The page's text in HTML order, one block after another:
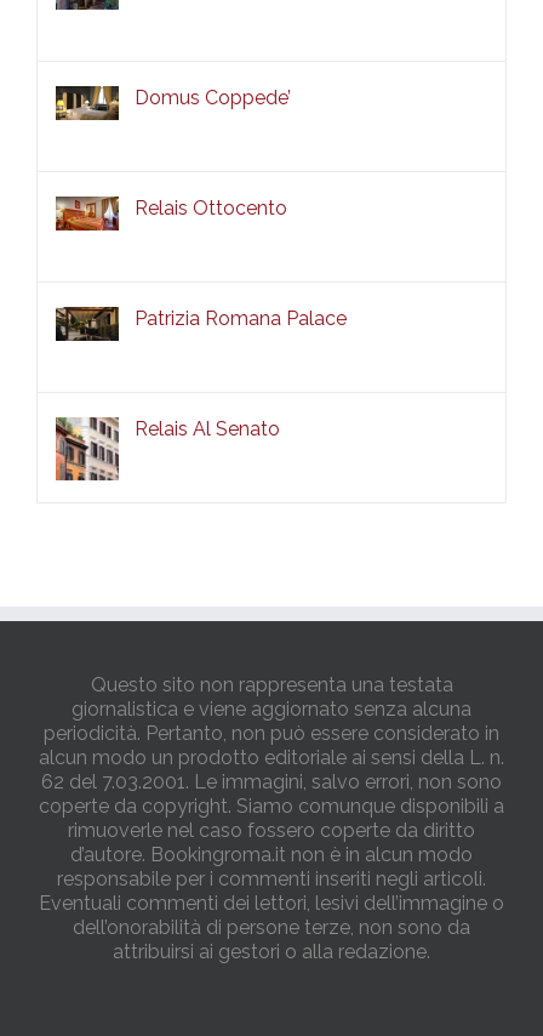
Domus Coppede’
Relais Ottocento
Patrizia Romana Palace
Relais Al Senato
Questo sito non rappresenta una testata
giornalistica e viene aggiornato senza alcuna
periodicità. Pertanto, non può essere considerato in
alcun modo un prodotto editoriale ai sensi della L. n.
62 del 7.03.2001. Le immagini, salvo errori, non sono
coperte da copyright. Siamo comunque disponibili a
rimuoverle nel caso fossero coperte da diritto
d’autore. Bookingroma.it non è in alcun modo
responsabile per i commenti inseriti negli articoli.
Eventuali commenti dei lettori, lesivi dell’immagine o
dell’onorabilità di persone terze, non sono da
attribuirsi ai gestori o alla redazione.